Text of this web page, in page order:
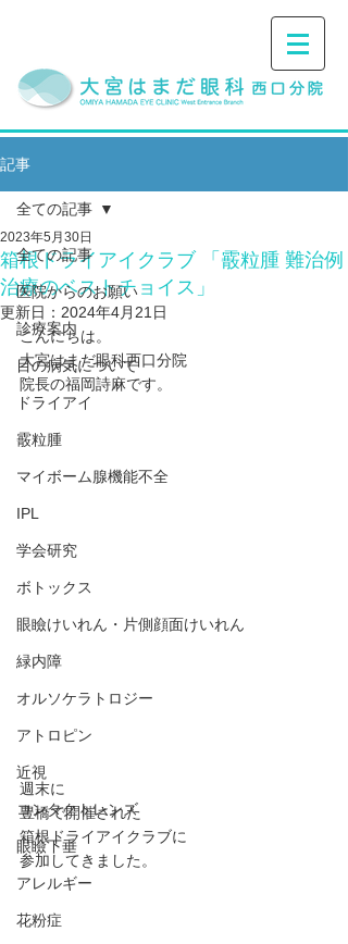
記事
全ての記事
医院からのお願い
診療案内
目の病気について
ドライアイ
霰粒腫
マイボーム腺機能不全
IPL
学会研究
ボトックス
眼瞼けいれん・片側顔面けいれん
緑内障
オルソケラトロジー
アトロピン
近視
コンタクトレンズ
眼瞼下垂
アレルギー
花粉症
全ての記事
箱根ドライアイクラブ 「霰粒腫 難治例
治療のベストチョイス」
2023年5月30日
更新日： 2024年4月21日
こんにちは。
大宮はまだ眼科西口分院
院長の福岡詩麻です。
週末に
豊橋で開催された
箱根ドライアイクラブに
参加してきました。